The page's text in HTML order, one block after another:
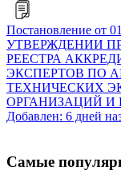
Постановление от
УТВЕРЖДЕНИИ
РЕЕСТРА
ЭКСПЕРТОВ ПО
ТЕХНИЧЕСКИХ
ОРГАНИЗАЦИЙ И
Добавлен: 6 дней
Самые